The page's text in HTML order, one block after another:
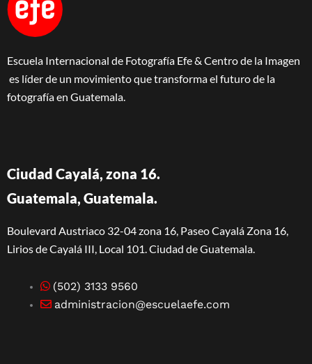
Escuela Internacional de Fotografía Efe & Centro de la Imagen
es líder de un movimiento que transforma el futuro de la
fotografía en Guatemala.
Ciudad Cayalá, zona 16.
Guatemala, Guatemala.
Boulevard Austriaco 32-04 zona 16, Paseo Cayalá Zona 16,
Lirios de Cayalá III, Local 101. Ciudad de Guatemala.
(502) 3133 9560
administracion@escuelaefe.com